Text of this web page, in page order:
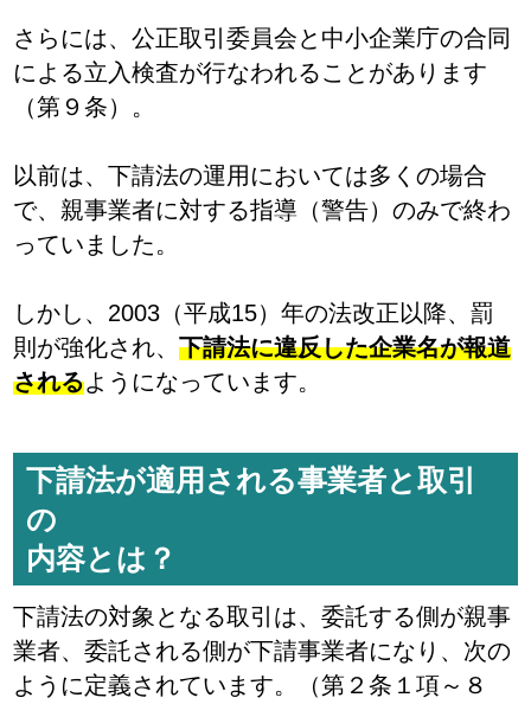
さらには、公正取引委員会と中小企業庁の合同
による立入検査が行なわれることがあります
（第９条）。
以前は、下請法の運用においては多くの場合
で、親事業者に対する指導（警告）のみで終わ
っていました。
しかし、2003（平成15）年の法改正以降、罰
則が強化され、下請法に違反した企業名が報道
されるようになっています。
下請法が適用される事業者と取引
の
内容とは？
下請法の対象となる取引は、委託する側が親事
業者、委託される側が下請事業者になり、次の
ように定義されています。（第２条１項～８